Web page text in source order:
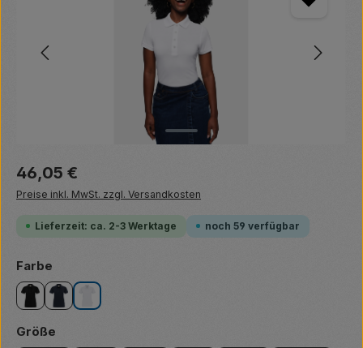
Regulärer Preis:
46,05 €
Preise inkl. MwSt. zzgl. Versandkosten
Lieferzeit: ca. 2-3 Werktage noch 59 verfügbar
Farbe
schwarz
tinte weiß
Größe